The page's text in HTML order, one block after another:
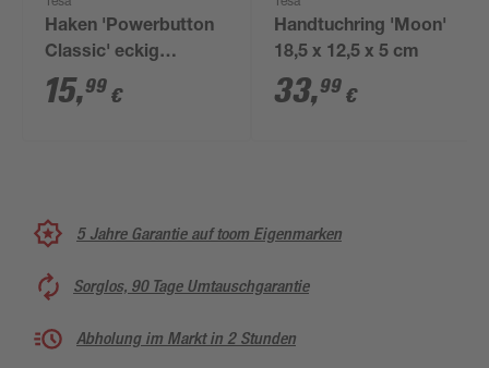
Haken 'Powerbutton
Classic' eckig
selbstklebend
15,99 €
Handtuchring 'Moon'
18,5 x 12,5 x 5 cm
33,99 €
5 Jahre Garantie auf toom Eigenmarken
Sorglos, 90 Tage Umtauschgarantie
Abholung im Markt in 2 Stunden